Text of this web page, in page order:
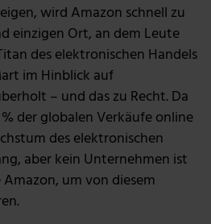
wird Amazon schnell zu
einzigen Ort, an dem Leute
des elektronischen Handels
im Hinblick auf
– und das zu Recht. Da
der globalen Verkäufe online
des elektronischen
aber kein Unternehmen ist
um von diesem